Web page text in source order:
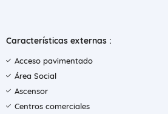
Características externas :
Acceso pavimentado
Área Social
Ascensor
Centros comerciales